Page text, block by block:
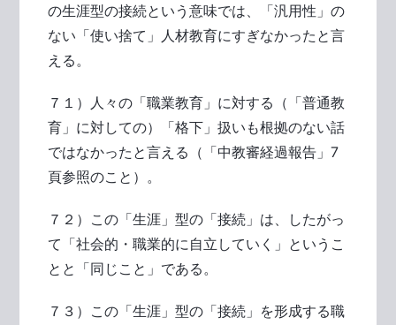
の生涯型の接続という意味では、「汎用性」の
ない「使い捨て」人材教育にすぎなかったと言
える。
７１）人々の「職業教育」に対する（「普通教
育」に対しての）「格下」扱いも根拠のない話
ではなかったと言える（「中教審経過報告」7
頁参照のこと）。
７２）この「生涯」型の「接続」は、したがっ
て「社会的・職業的に自立していく」というこ
とと「同じこと」である。
７３）この「生涯」型の「接続」を形成する職